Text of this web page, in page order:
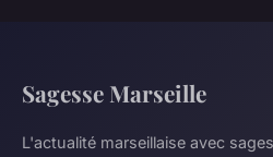
Sagesse Marseille
L'actualité marseillaise avec